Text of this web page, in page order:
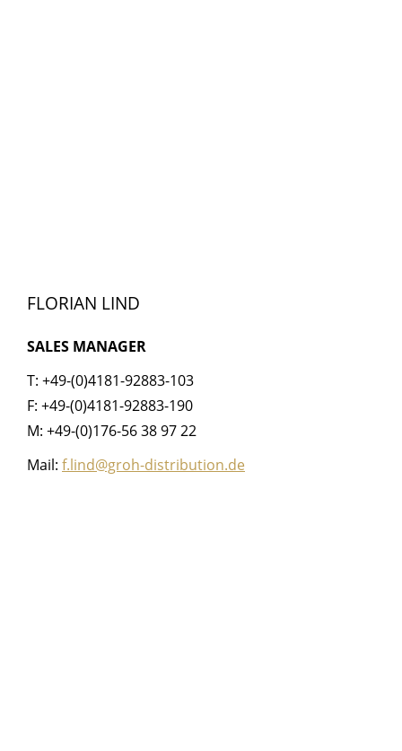
FLORIAN LIND
SALES MANAGER
T: +49-(0)4181-92883-103
F: +49-(0)4181-92883-190
M: +49-(0)176-56 38 97 22
Mail: f.lind@groh-distribution.de